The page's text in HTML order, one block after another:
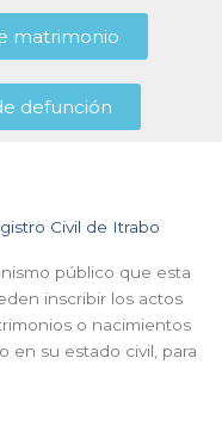
matrimonio
defunción
Civil de Itrabo
público que esta
inscribir los actos
o nacimientos
en su estado civil, para